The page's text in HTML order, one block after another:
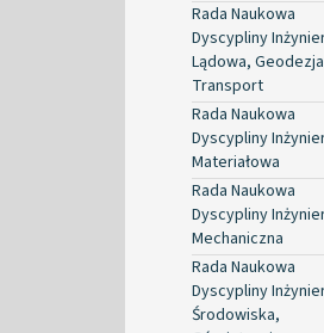
Rada Naukowa
Dyscypliny
Lądowa,
Transport
Rada Naukowa
Dyscypliny
Materiałowa
Rada Naukowa
Dyscypliny
Mechaniczna
Rada Naukowa
Dyscypliny
Środowiska,